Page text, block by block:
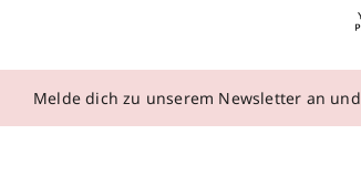
Melde dich zu unserem Newsletter an